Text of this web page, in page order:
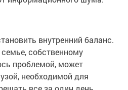
внутренний баланс.
собственному
проблемой, может
необходимой для